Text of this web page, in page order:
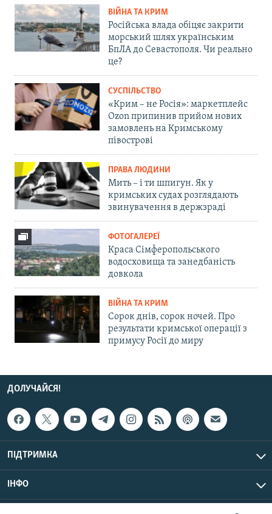
ВІЙНА ТА КРИМ
Російська влада обіцяє закрити
морський шлях українським
БпЛА до Севастополя. Чи реально
це?
СУСПІЛЬСТВО
«Крим – не Росія»: маркетплейс
Ozon припинив прийом нових
замовлень на Кримському
півострові
ПРАВА ЛЮДИНИ
Мить – і ти шпигун. Як у
кримських судах розглядають
звинувачення в держзраді
ФОТОГАЛЕРЕЇ
Краса Сімферопольського
водосховища та занедбаність
довкола
ВІЙНА ТА КРИМ
Сорок днів, сорок ночей. Про
результати кримської операції з
примусу Росії до миру
ДОЛУЧАЙСЯ!
ПІДТРИМКА
ІНФО